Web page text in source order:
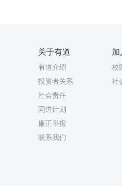
关于有道
有道介绍
投资者关系
社会责任
同道计划
廉正举报
联系我们
加
校
社